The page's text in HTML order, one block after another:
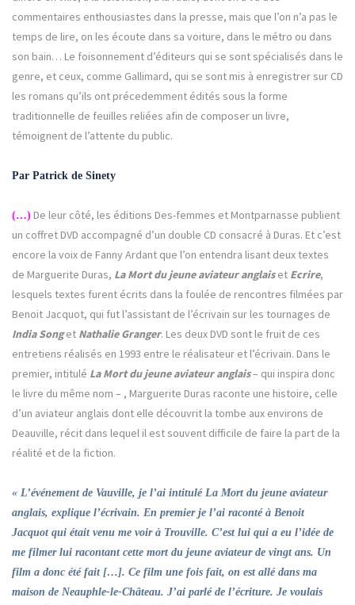
commentaires enthousiastes dans la presse, mais que l’on n’a pas le
temps de lire, on les écoute dans sa voiture, dans le métro ou dans
son bain… Le foisonnement d’éditeurs qui se sont spécialisés dans le
genre, et ceux, comme Gallimard, qui se sont mis à enregistrer sur CD
les romans qu’ils ont précedemment édités sous la forme
traditionnelle de feuilles reliées afin de composer un livre,
témoignent de l’attente du public.
Par Patrick de Sinety
(…) De leur côté, les éditions Des-femmes et Montparnasse publient
un coffret DVD accompagné d’un double CD consacré à Duras. Et c’est
encore la voix de Fanny Ardant que l’on entendra lisant deux textes
de Marguerite Duras, La Mort du jeune aviateur anglaiset Ecrire,
lesquels textes furent écrits dans la foulée de rencontres filmées par
Benoit Jacquot, qui fut l’assistant de l’écrivain sur les tournages de
India Songet Nathalie Granger. Les deux DVD sont le fruit de ces
entretiens réalisés en 1993 entre le réalisateur et l’écrivain. Dans le
premier, intitulé La Mort du jeune aviateur anglais– qui inspira donc
le livre du même nom – , Marguerite Duras raconte une histoire, celle
d’un aviateur anglais dont elle découvrit la tombe aux environs de
Deauville, récit dans lequel il est souvent difficile de faire la part de la
réalité et de la fiction.
« L’événement de Vauville, je l’ai intitulé La Mort du jeune aviateur
anglais, explique l’écrivain. En premier je l’ai raconté à Benoit
Jacquot qui était venu me voir à Trouville. C’est lui qui a eu l’idée de
me filmer lui racontant cette mort du jeune aviateur de vingt ans. Un
film a donc été fait […]. Ce film une fois fait, on est allé dans ma
maison de Neauphle-le-Château. J’ai parlé de l’écriture. Je voulais